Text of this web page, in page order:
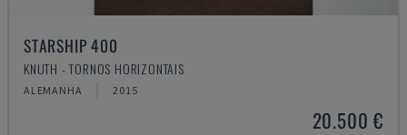
STARSHIP 400
KNUTH - TORNOS HORIZONTAIS
ALEMANHA 2015
20.500 €